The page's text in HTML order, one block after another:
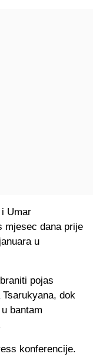
Umar
mjesec dana prije
u
pojas
dok
bantam
konferencije.